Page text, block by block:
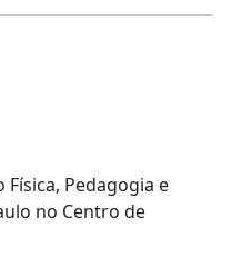
Física, Pedagogia e
no Centro de